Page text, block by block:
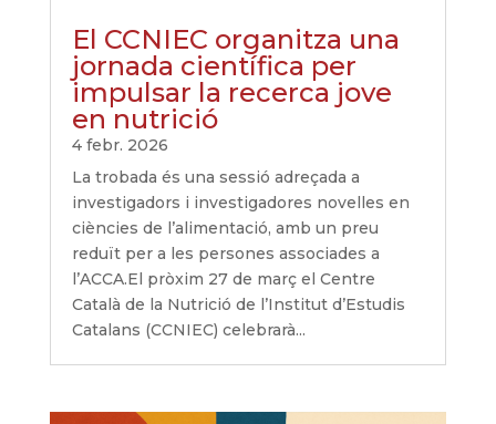
El CCNIEC organitza una
jornada científica per
impulsar la recerca jove
en nutrició
4 febr. 2026
La trobada és una sessió adreçada a
investigadors i investigadores novelles en
ciències de l’alimentació, amb un preu
reduït per a les persones associades a
l’ACCA.El pròxim 27 de març el Centre
Català de la Nutrició de l’Institut d’Estudis
Catalans (CCNIEC) celebrarà...